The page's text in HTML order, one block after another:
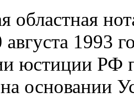
областная
августа 1993
юстиции РФ
основании